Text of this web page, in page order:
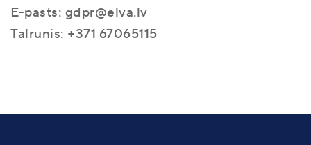
E-pasts: gdpr@elva.lv
Tālrunis: +371 67065115